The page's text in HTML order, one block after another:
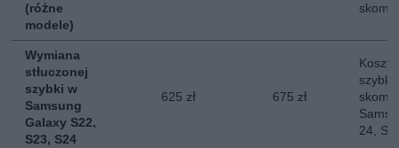
(różne
modele)
Wymiana
stłuczonej
szybki w
Samsung
Galaxy S22,
S23, S24
625 zł 675 zł
Koszt
24,